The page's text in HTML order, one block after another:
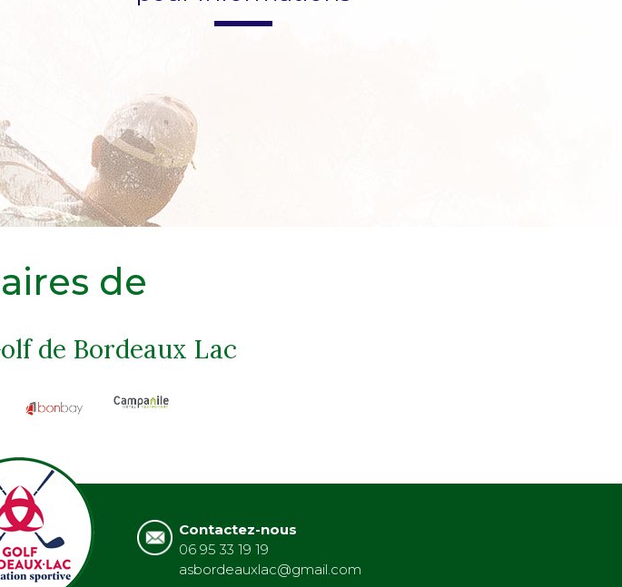
de
de Bordeaux Lac
Contactez-nous
06 95 33 19 19
asbordeauxlac@gmail.com